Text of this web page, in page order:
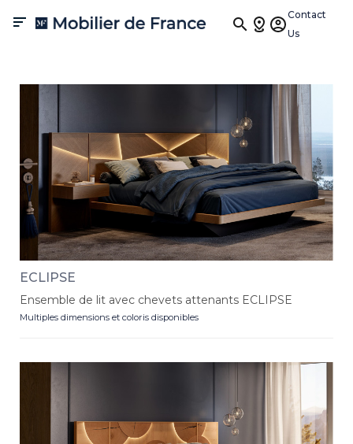

Contact
Us
Lits
conjuguent harmonieusement pour créer l'endroit idéal pour des
nuits paisibles. Découvrez nos lits, des designs élégants aux
matériaux somptueux pour transformer votre chambre.
ECLIPSE
Ensemble de lit avec chevets attenants ECLIPSE
Multiples dimensions et coloris disponibles